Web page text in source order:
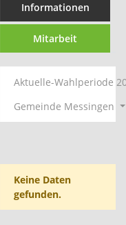
Informationen
Mitarbeit
Aktuelle-Wahlperiode
Gemeinde Messingen
Keine Daten
gefunden.